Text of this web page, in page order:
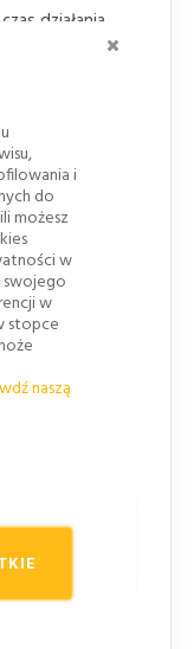
i
do
możesz
w
swojego
w
stopce
naszą
działania
znaczenie
z
która
baterię
lampy do